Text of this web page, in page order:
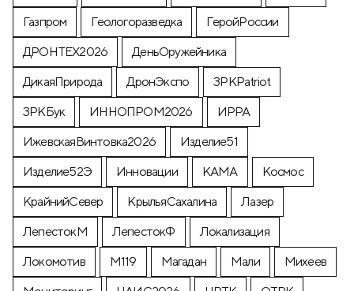
Газпром
Геологоразведка
ГеройРоссии
ДРОНТЕХ2026
ДеньОружейника
ДикаяПрирода
ДронЭкспо
ЗРКPatriot
ЗРКБук
ИННОПРОМ2026
ИРРА
ИжевскаяВинтовка2026
Изделие51
Изделие52Э
Инновации КАМА
Космос
КрайнийСевер
КрыльяСахалина
Лазер
ЛепестокМ
ЛепестокФ
Локализация
Локомотив
М119 Магадан Мали
Михеев